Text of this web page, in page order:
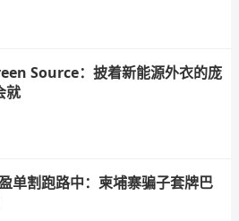
Source：披着新能源外衣的庞
就
单割跑路中：柬埔寨骗子套牌巴